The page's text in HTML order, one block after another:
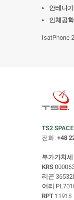
안테나
인체공
IsatPhone
TS2 SPACE
전화: +48
부가가치세
KRS
리곤
어리
RPT 11918